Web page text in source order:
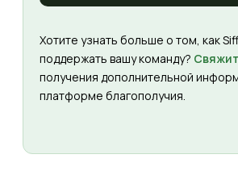
Хотите узнать больше о том, как
поддержать вашу команду?
получения дополнительной
платформе благополучия.